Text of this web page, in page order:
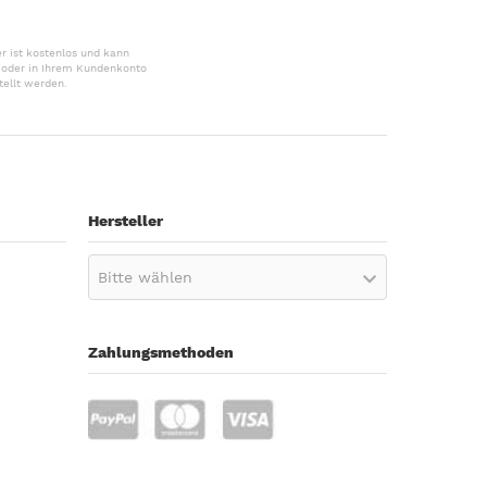
ist kostenlos und kann
in Ihrem Kundenkonto
werden.
Hersteller
Bitte wählen
Zahlungsmethoden